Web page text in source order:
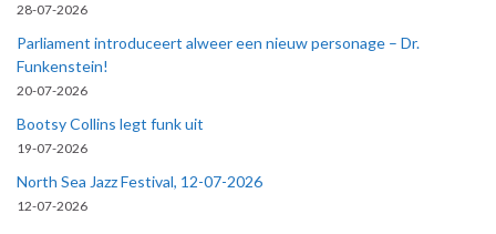
28-07-2026
Parliament introduceert alweer een nieuw personage – Dr.
Funkenstein!
20-07-2026
Bootsy Collins legt funk uit
19-07-2026
North Sea Jazz Festival, 12-07-2026
12-07-2026